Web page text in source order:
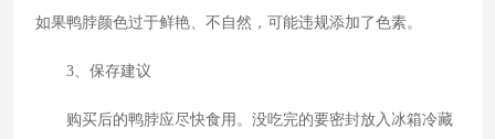
如果鸭脖颜色过于鲜艳、不自然，可能违规添加了色素。
3、保存建议
购买后的鸭脖应尽快食用。没吃完的要密封放入冰箱冷藏